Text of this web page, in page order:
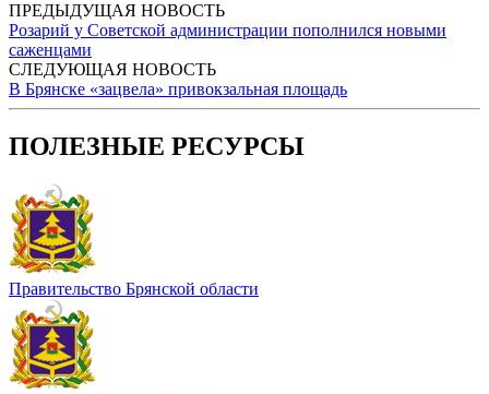
ПРЕДЫДУЩАЯ НОВОСТЬ
Розарий у Советской администрации пополнился новыми
саженцами
СЛЕДУЮЩАЯ НОВОСТЬ
В Брянске «зацвела» привокзальная площадь
ПОЛЕЗНЫЕ РЕСУРСЫ
Правительство Брянской области